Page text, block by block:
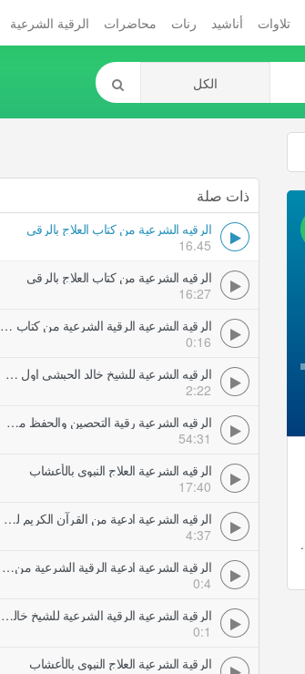
تلاوات أناشيد رنات محاضرات الرقية الشرعية
ذات صلة
الرقيه الشرعية من كتاب العلاج بالرقى
16.45
الرقيه الشرعية من كتاب العلاج بالرقى
16:27
الرقية الشرعية الرقية الشرعية من كتاب العلاج بالرقى
0:16
الرقيه الشرعية للشيخ خالد الحبشي اول عشر آيات من سورة الصافات
2:22
الرقيه الشرعية رقية التحصين والحفظ من العين للشيخ صلاح الصيعري
54:31
الرقيه الشرعية العلاج النبوي بالأعشاب
17:40
الرقيه الشرعية ادعية من القرآن الكريم للشيخ محمد جبريل
4:37
الرقية الشرعية ادعية الرقية الشرعية من القرآن الكريم للشيخ محمد جبريل
0:4
الرقية الشرعية الرقية الشرعية للشيخ خالد الحبشي اول عشر آيات من سورة الصافات
0:1
الرقية الشرعية العلاج النبوي بالأعشاب